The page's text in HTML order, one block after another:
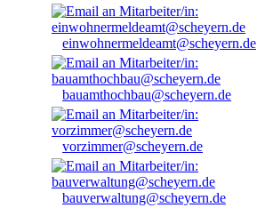
einwohnermeldeamt@scheyern.de
bauamthochbau@scheyern.de
vorzimmer@scheyern.de
bauverwaltung@scheyern.de